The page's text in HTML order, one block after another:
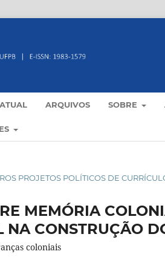
ATUAL ARQUIVOS SOBRE
PROJETOS POLÍTICOS DE
MEMÓRIA
NA CONSTRUÇÃO
coloniais